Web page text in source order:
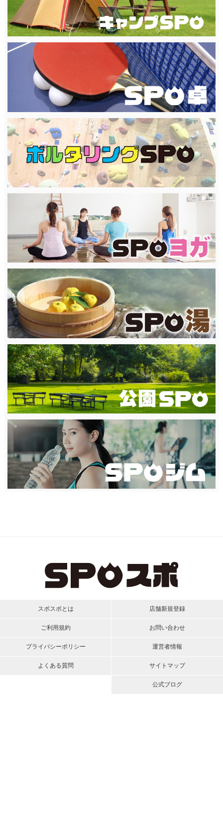
スポスポとは
ご利用規約
プライバシーポリシー
よくある質問
店舗新規登録
お問い合わせ
運営者情報
サイトマップ
公式ブログ